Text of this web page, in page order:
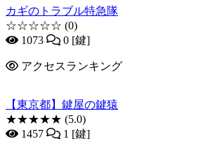
カギのトラブル特急隊
☆☆☆☆☆ (0)
1073
0 [鍵]
アクセスランキング
【東京都】鍵屋の鍵猿
★★★★★ (5.0)
1457
1 [鍵]